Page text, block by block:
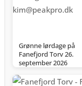
Grønne lørdage på
Fanefjord Torv 26.
september 2026